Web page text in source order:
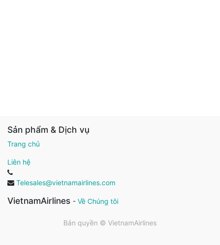
Sản phẩm & Dịch vụ
Trang chủ
Liên hệ
Telesales@vietnamairlines.com
VietnamAirlines - Về Chúng tôi
Bản quyền © VietnamAirlines